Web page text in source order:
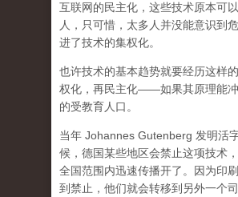
互联网的民主化，这些技术原本可
人，只可惜，太多人并没能意识到
进了技术的集权化。
也许技术的基本趋势就要经历这样
权化，再民主化——如果其原理能
的受教育人口。
当年 Johannes Gutenberg 发明活
候，德国某些地区会禁止这项技术
全国范围内迅速传播开了。因为印
到禁止，他们就会转移到另外一个